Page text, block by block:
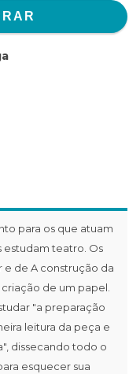
para os que atuam
estudam teatro. Os
de A construção da
de um papel.
"a preparação
leitura da peça e
dissecando todo o
esquecer sua